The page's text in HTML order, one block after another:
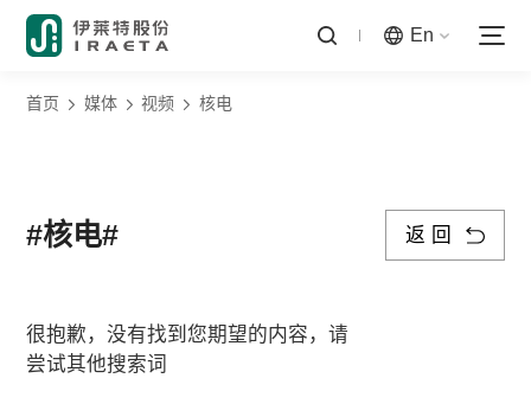
En
首页 媒体 视频 核电
#核电# 返 回
很抱歉，没有找到您期望的内容，请
尝试其他搜索词